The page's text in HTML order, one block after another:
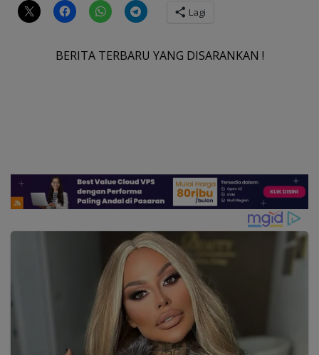
Lagi
BERITA TERBARU YANG DISARANKAN !